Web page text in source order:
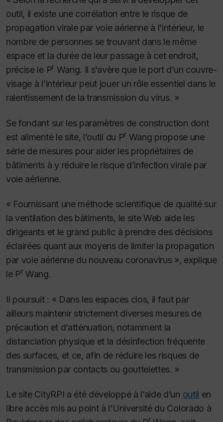
outil, il existe une corrélation entre le risque de
propagation virale par voie aérienne à l’intérieur, le
nombre de personnes se trouvant dans le même
espace et la durée de leur passage à cet endroit,
précise le Pr Wang. Il s’avère que le port d’un couvre-
visage à l’intérieur peut jouer un rôle essentiel dans le
ralentissement de la transmission du virus. »
Se fondant sur les paramètres de construction dont
est alimenté le site, l’outil du PrWang propose une
série de mesures pour aider les propriétaires de
bâtiments à y réduire le risque d’infection virale par
voie aérienne.
« Fournissant une méthode scientifique de qualité sur
la ventilation des bâtiments, le site Web aide les
dirigeants et le grand public à prendre des décisions
éclairées quant aux moyens de limiter la propagation
par voie aérienne du nouveau coronavirus », explique
le Pr Wang.
Il poursuit : « Dans les espaces clos, il faut par
ailleurs maintenir strictement diverses mesures de
précaution et d’atténuation, notamment la
distanciation physique et la désinfection fréquente
des surfaces, et ce, afin de réduire les risques de
transmission par contacts ou gouttelettes. »
Le site CityRPI a été développé à l’aide d’un outil en
libre accès mis au point à l’Université du Colorado à
r